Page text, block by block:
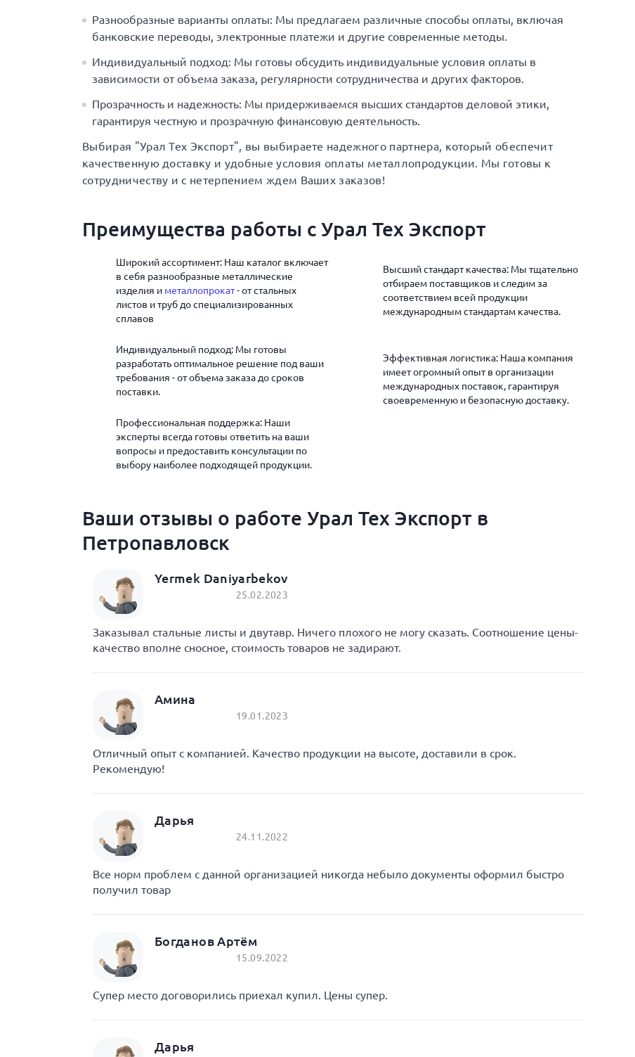
Разнообразные варианты оплаты: Мы предлагаем различные способы оплаты, включая
банковские переводы, электронные платежи и другие современные методы.
Индивидуальный подход: Мы готовы обсудить индивидуальные условия оплаты в
зависимости от объема заказа, регулярности сотрудничества и других факторов.
Прозрачность и надежность: Мы придерживаемся высших стандартов деловой этики,
гарантируя честную и прозрачную финансовую деятельность.
Выбирая "Урал Тех Экспорт", вы выбираете надежного партнера, который обеспечит
качественную доставку и удобные условия оплаты металлопродукции. Мы готовы к
сотрудничеству и с нетерпением ждем Ваших заказов!
Преимущества работы с Урал Тех Экспорт
Широкий ассортимент: Наш каталог включает
в себя разнообразные металлические
изделия и металлопрокат- от стальных
листов и труб до специализированных
сплавов
Высший стандарт качества: Мы тщательно
отбираем поставщиков и следим за
соответствием всей продукции
международным стандартам качества.
Индивидуальный подход: Мы готовы
разработать оптимальное решение под ваши
требования - от объема заказа до сроков
поставки.
Эффективная логистика: Наша компания
имеет огромный опыт в организации
международных поставок, гарантируя
своевременную и безопасную доставку.
Профессиональная поддержка: Наши
эксперты всегда готовы ответить на ваши
вопросы и предоставить консультации по
выбору наиболее подходящей продукции.
Ваши отзывы о работе Урал Тех Экспорт в
Петропавловск
Yermek Daniyarbekov
25.02.2023
Заказывал стальные листы и двутавр. Ничего плохого не могу сказать. Соотношение цены-
качество вполне сносное, стоимость товаров не задирают.
Амина
19.01.2023
Отличный опыт с компанией. Качество продукции на высоте, доставили в срок.
Рекомендую!
Дарья
24.11.2022
Все норм проблем с данной организацией никогда небыло документы оформил быстро
получил товар
Богданов Артём
15.09.2022
Супер место договорились приехал купил. Цены супер.
Дарья